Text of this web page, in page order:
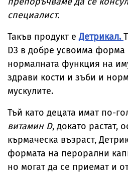
специалист.
Такъв продукт еДетрикал.
D3 в добре усвоима форма
нормалната функция на
здрави кости и зъби и
мускулите.
Тъй като децата имат по-
витамин D, докато растат,
кърмаческа възраст,
формата на перорални
но могат да се приемат и